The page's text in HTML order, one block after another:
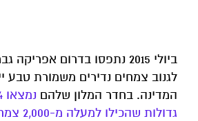
ביולי 2015 נתפסו בדרום
לגנוב צמחים נדירים משמורת טבע
המדינה. בחדר המלון שלהם
גדולות שהכילו למעלה מ-2,000 צמחים